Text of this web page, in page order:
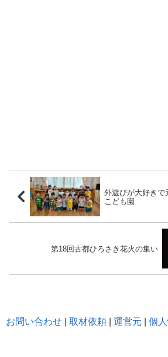
外遊びが大好き
こども園
第18回古都ひろさき花火の集い
お問い合わせ 取材依頼 運営元 個